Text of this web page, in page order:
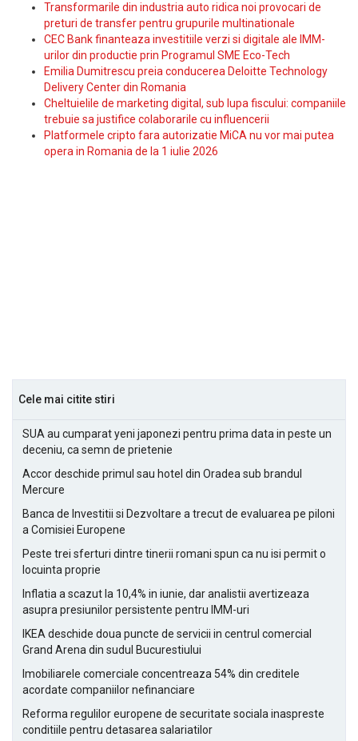
Transformarile din industria auto ridica noi provocari de
preturi de transfer pentru grupurile multinationale
CEC Bank finanteaza investitiile verzi si digitale ale IMM-
urilor din productie prin Programul SME Eco-Tech
Emilia Dumitrescu preia conducerea Deloitte Technology
Delivery Center din Romania
Cheltuielile de marketing digital, sub lupa fiscului: companiile
trebuie sa justifice colaborarile cu influencerii
Platformele cripto fara autorizatie MiCA nu vor mai putea
opera in Romania de la 1 iulie 2026
Cele mai citite stiri
SUA au cumparat yeni japonezi pentru prima data in peste un
deceniu, ca semn de prietenie
Accor deschide primul sau hotel din Oradea sub brandul
Mercure
Banca de Investitii si Dezvoltare a trecut de evaluarea pe piloni
a Comisiei Europene
Peste trei sferturi dintre tinerii romani spun ca nu isi permit o
locuinta proprie
Inflatia a scazut la 10,4% in iunie, dar analistii avertizeaza
asupra presiunilor persistente pentru IMM-uri
IKEA deschide doua puncte de servicii in centrul comercial
Grand Arena din sudul Bucurestiului
Imobiliarele comerciale concentreaza 54% din creditele
acordate companiilor nefinanciare
Reforma regulilor europene de securitate sociala inaspreste
conditiile pentru detasarea salariatilor